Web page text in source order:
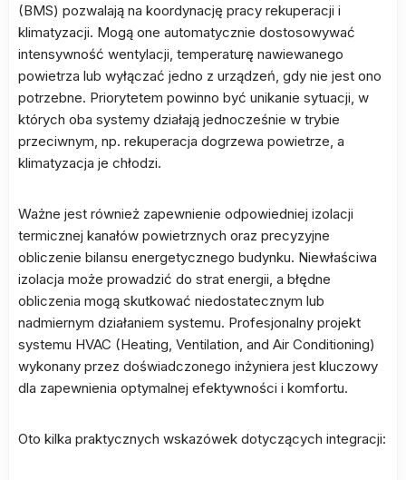
(BMS) pozwalają na koordynację pracy rekuperacji i
klimatyzacji. Mogą one automatycznie dostosowywać
intensywność wentylacji, temperaturę nawiewanego
powietrza lub wyłączać jedno z urządzeń, gdy nie jest ono
potrzebne. Priorytetem powinno być unikanie sytuacji, w
których oba systemy działają jednocześnie w trybie
przeciwnym, np. rekuperacja dogrzewa powietrze, a
klimatyzacja je chłodzi.
Ważne jest również zapewnienie odpowiedniej izolacji
termicznej kanałów powietrznych oraz precyzyjne
obliczenie bilansu energetycznego budynku. Niewłaściwa
izolacja może prowadzić do strat energii, a błędne
obliczenia mogą skutkować niedostatecznym lub
nadmiernym działaniem systemu. Profesjonalny projekt
systemu HVAC (Heating, Ventilation, and Air Conditioning)
wykonany przez doświadczonego inżyniera jest kluczowy
dla zapewnienia optymalnej efektywności i komfortu.
Oto kilka praktycznych wskazówek dotyczących integracji: